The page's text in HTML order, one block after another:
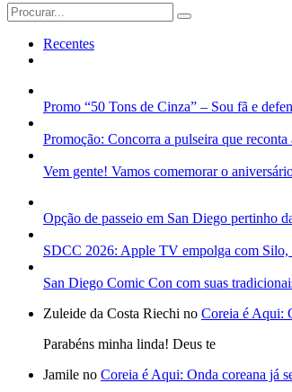
Search
for:
Recentes
Promo “50 Tons de Cinza” – Sou fã e
Promoção: Concorra a pulseira que
Vem gente! Vamos comemorar o
Opção de passeio em San Diego pertinho
SDCC 2026: Apple TV empolga com Silo,
San Diego Comic Con com suas
Zuleide da Costa Riechi no Coreia é Aqui:
Parabéns minha linda! Deus te
Jamile no Coreia é Aqui: Onda coreana já